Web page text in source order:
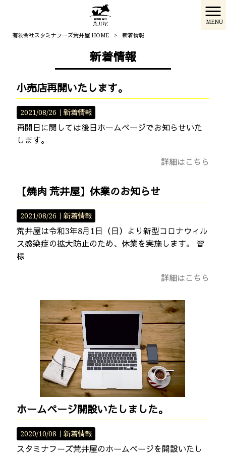
MENU
有限会社スタミナフーズ荒井屋 HOME > 新着情報
新着情報
小売店再開いたします。
2021/08/26｜新着情報
再開日に関しては後日ホームページでお知らせいた
します。
詳細はこちら
【焼肉 荒井屋】休業のお知らせ
2021/08/26｜新着情報
荒井屋は令和3年8月1日（日）より新型コロナウィル
ス感染症の拡大防止のため、休業を実施します。 皆
様
詳細はこちら
ホームページ開設いたしました。
2020/10/08｜新着情報
スタミナフーズ荒井屋のホームページを開設いたし